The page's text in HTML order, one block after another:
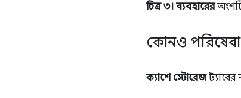
চিত্র ৩। ব্যবহারের
কোনও পরিষেবা
ক্যাশে স্টোরেজট্যাবের